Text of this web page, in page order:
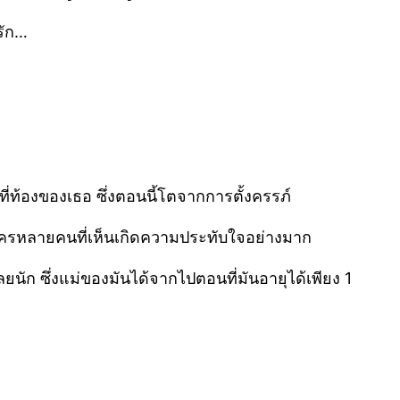
ก…
ท้องของเธอ ซึ่งตอนนี้โตจากการตั้งครรภ์
หลายคนที่เห็นเกิดความประทับใจอย่างมาก
นัก ซึ่งแม่ของมันได้จากไปตอนที่มันอายุได้เพียง 1